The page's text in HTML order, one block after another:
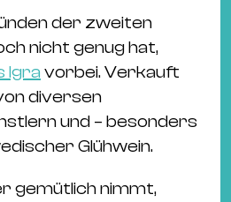
der zweiten
nicht genug hat,
Igra vorbei. Verkauft
diversen
und – besonders
Glühwein.
gemütlich nimmt,